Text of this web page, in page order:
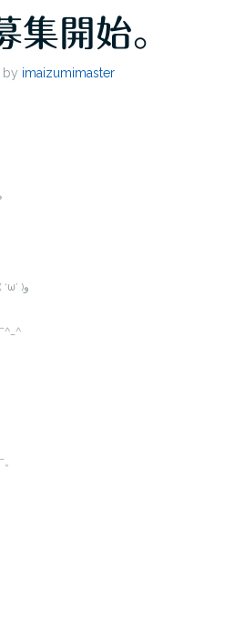
集開始。
by imaizumimaster
体力に自信のある方大歓迎です٩( ‘ω’ )و
^_^